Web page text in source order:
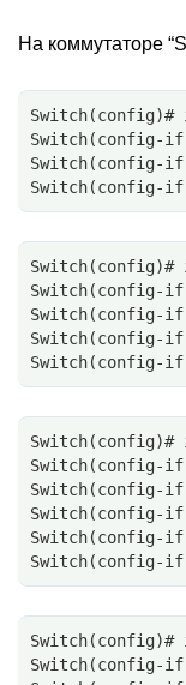
На коммутаторе
Switch(config-
Switch(config-
Switch(config-
Switch(config-
Switch(config-
Switch(config-
Switch(config-
Switch(config-
Switch(config-
Switch(config-
Switch(config-
Switch(config-
Switch(config)#
Switch(config-